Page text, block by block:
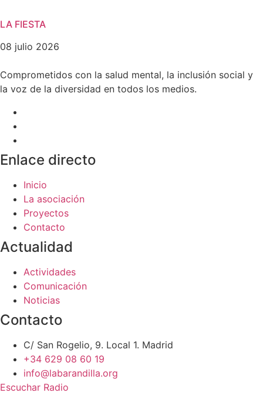
LA FIESTA
08 julio 2026
Comprometidos con la salud mental, la inclusión social y
la voz de la diversidad en todos los medios.
Enlace directo
Inicio
La asociación
Proyectos
Contacto
Actualidad
Actividades
Comunicación
Noticias
Contacto
C/ San Rogelio, 9. Local 1. Madrid
+34 629 08 60 19
info@labarandilla.org
Escuchar Radio